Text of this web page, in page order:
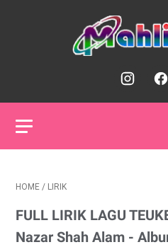
HOME / LIRIK
FULL LIRIK LAGU
Nazar Shah Alam -